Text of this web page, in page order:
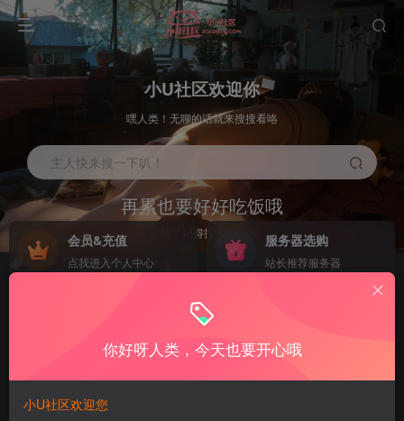
再累也要好好吃饭哦
赚钱了记得投喂小U哦
小U社区欢迎你
嘿人类！无聊的话就来搜搜看咯
主人快来搜一下叭！
会员&充值
点我进入个人中心
服务器选购
站长推荐服务器
推荐—晚安云服务器
你好呀人类，今天也要开心哦
小U社区欢迎您